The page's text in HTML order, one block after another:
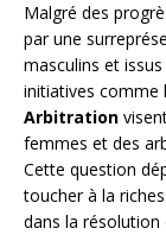
Malgré des
par une
masculins et
initiatives comme
Arbitration
femmes et des
Cette question
toucher à la
dans la résolution